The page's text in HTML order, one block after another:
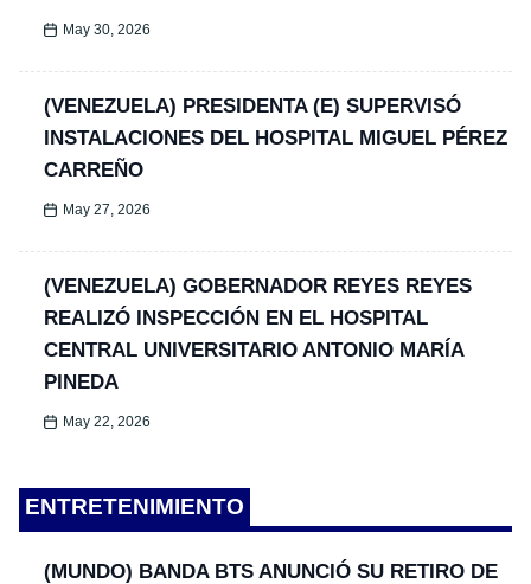
May 30, 2026
(VENEZUELA) PRESIDENTA (E) SUPERVISÓ
INSTALACIONES DEL HOSPITAL MIGUEL PÉREZ
CARREÑO
May 27, 2026
(VENEZUELA) GOBERNADOR REYES REYES
REALIZÓ INSPECCIÓN EN EL HOSPITAL
CENTRAL UNIVERSITARIO ANTONIO MARÍA
PINEDA
May 22, 2026
ENTRETENIMIENTO
(MUNDO) BANDA BTS ANUNCIÓ SU RETIRO DE